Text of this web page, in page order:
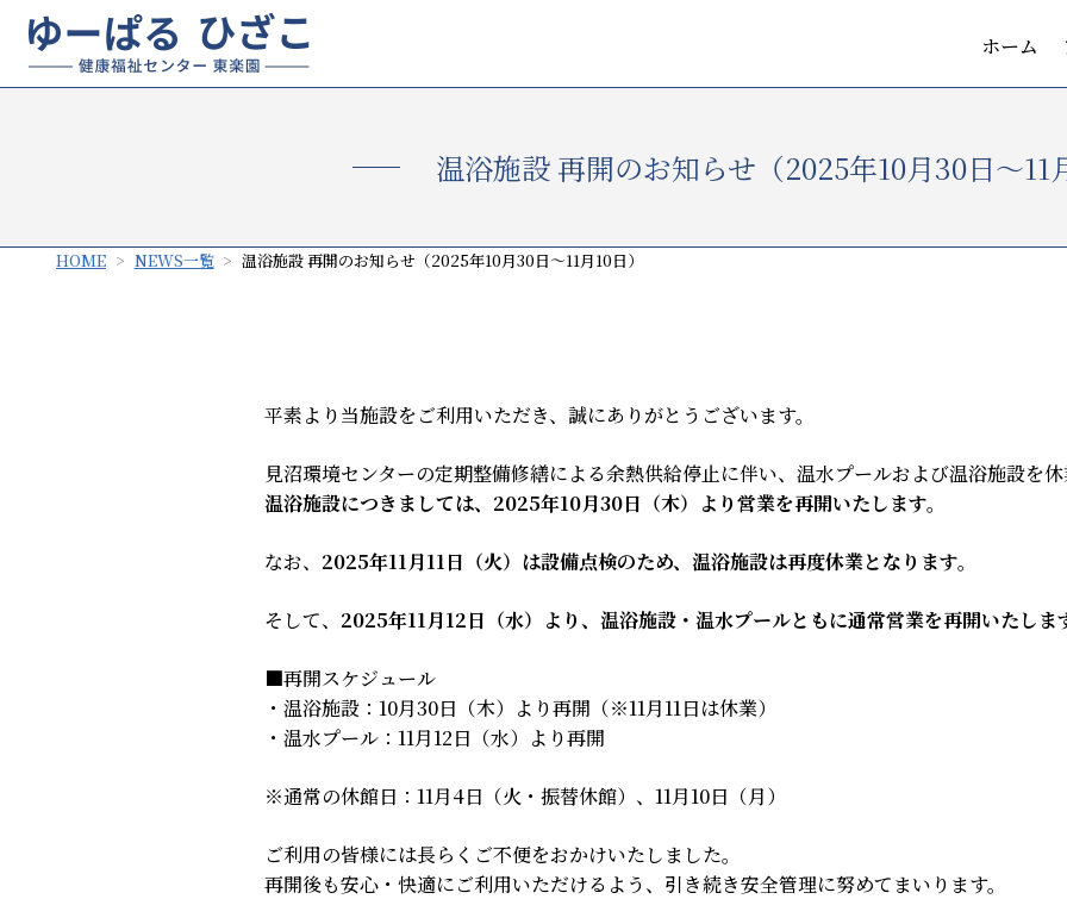
ホーム
温浴施設 再開のお知らせ（2025年10月30日～11
HOME NEWS一覧 温浴施設 再開のお知らせ（2025年10月30日～11月10日）
平素より当施設をご利用いただき、誠にありがとうございます。
見沼環境センターの定期整備修繕による余熱供給停止に伴い、温水プールおよび温浴施設を
温浴施設につきましては、2025年10月30日（木）より営業を再開いたします。
なお、 2025年11月11日（火）は設備点検のため、温浴施設は再度休業となります。
そして、 2025年11月12日（水）より、温浴施設・温水プールともに通常営業を再開いたしま
■再開スケジュール
・温浴施設：10月30日（木）より再開（※11月11日は休業）
・温水プール：11月12日（水）より再開
※通常の休館日：11月4日（火・振替休館）、11月10日（月）
ご利用の皆様には長らくご不便をおかけいたしました。
再開後も安心・快適にご利用いただけるよう、引き続き安全管理に努めてまいります。